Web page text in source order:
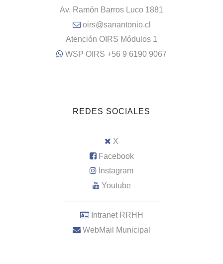
Av. Ramón Barros Luco 1881
oirs@sanantonio.cl
Atención OIRS Módulos 1
WSP OIRS +56 9 6190 9067
REDES SOCIALES
X
Facebook
Instagram
Youtube
–––––––––––––––––––––
Intranet RRHH
WebMail Municipal